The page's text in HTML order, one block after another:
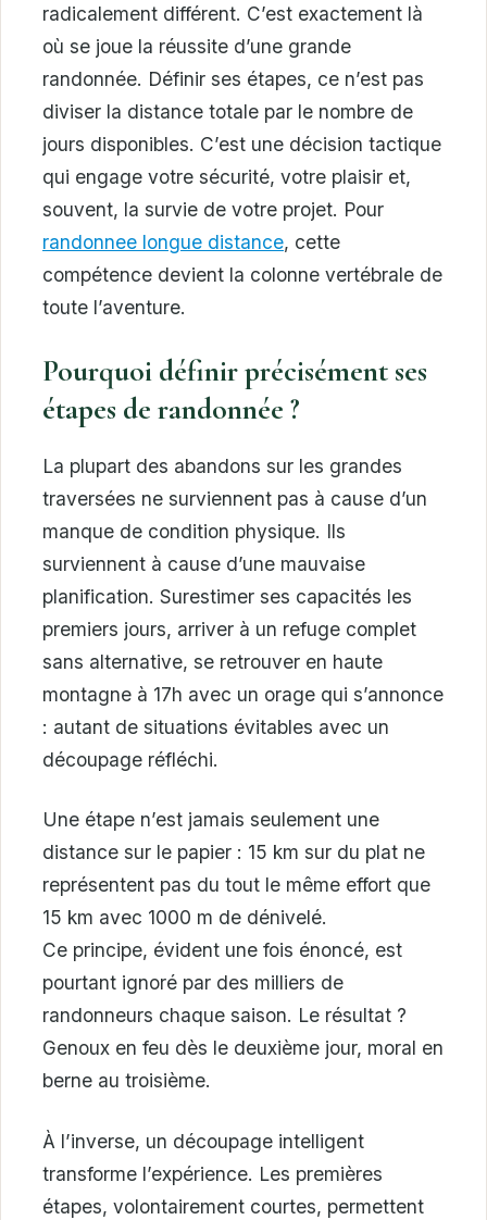
radicalement différent. C’est exactement là
où se joue la réussite d’une grande
randonnée. Définir ses étapes, ce n’est pas
diviser la distance totale par le nombre de
jours disponibles. C’est une décision tactique
qui engage votre sécurité, votre plaisir et,
souvent, la survie de votre projet. Pour
randonnee longue distance, cette
compétence devient la colonne vertébrale de
toute l’aventure.
Pourquoi définir précisément ses
étapes de randonnée ?
La plupart des abandons sur les grandes
traversées ne surviennent pas à cause d’un
manque de condition physique. Ils
surviennent à cause d’une mauvaise
planification. Surestimer ses capacités les
premiers jours, arriver à un refuge complet
sans alternative, se retrouver en haute
montagne à 17h avec un orage qui s’annonce
: autant de situations évitables avec un
découpage réfléchi.
Une étape n’est jamais seulement une
distance sur le papier : 15 km sur du plat ne
représentent pas du tout le même effort que
15 km avec 1000 m de dénivelé.
Ce principe, évident une fois énoncé, est
pourtant ignoré par des milliers de
randonneurs chaque saison. Le résultat ?
Genoux en feu dès le deuxième jour, moral en
berne au troisième.
À l’inverse, un découpage intelligent
transforme l’expérience. Les premières
étapes, volontairement courtes, permettent